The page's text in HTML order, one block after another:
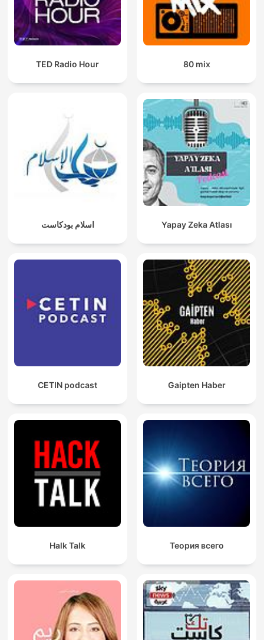
TED Radio Hour 80 mix
اسلام بودكاست Yapay Zeka Atlası
CETIN podcast Gaipten Haber
Halk Talk Теория всего